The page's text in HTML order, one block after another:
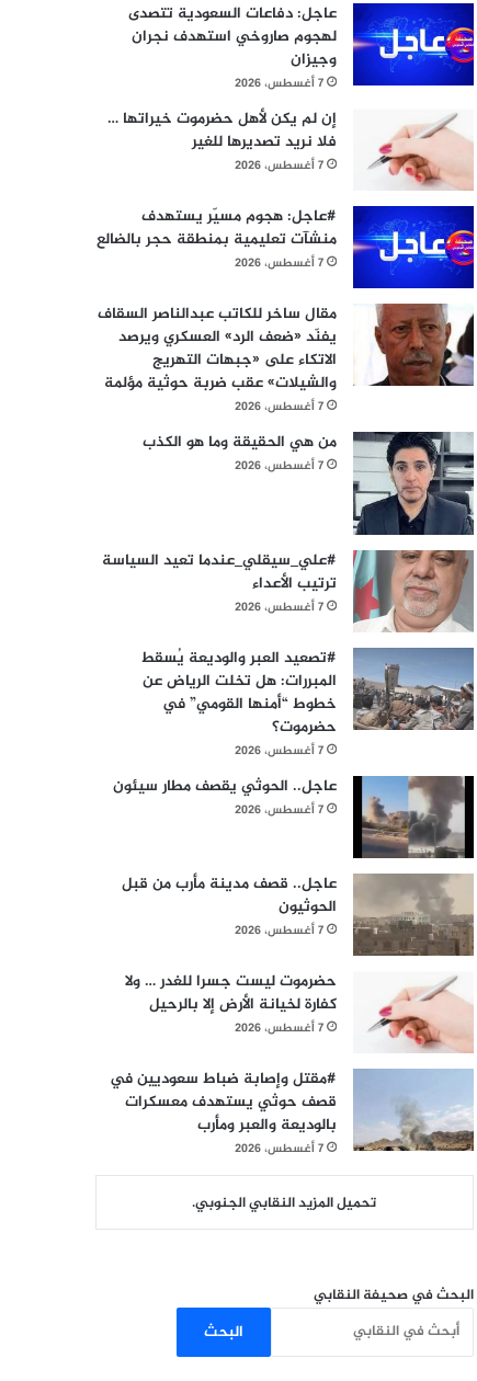
عاجل: دفاعات السعودية تتصدى
لهجوم صاروخي استهدف نجران
وجيزان
7 أغسطس، 2026
إن لم يكن لأهل حضرموت خيراتها …
فلا نريد تصديرها للغير
7 أغسطس، 2026
#عاجل: هجوم مسيّر يستهدف
منشآت تعليمية بمنطقة حجر بالضالع
7 أغسطس، 2026
مقال ساخر للكاتب عبدالناصر السقاف
يفنّد «ضعف الرد» العسكري ويرصد
الاتكاء على «جبهات التهريج
والشيلات» عقب ضربة حوثية مؤلمة
7 أغسطس، 2026
من هي الحقيقة وما هو الكذب
7 أغسطس، 2026
#علي_سيقلي_عندما تعيد السياسة
ترتيب الأعداء
7 أغسطس، 2026
#​تصعيد العبر والوديعة يُسقط
المبررات: هل تخلت الرياض عن
خطوط “أمنها القومي” في
حضرموت؟
7 أغسطس، 2026
عاجل.. الحوثي يقصف مطار سيئون
7 أغسطس، 2026
عاجل.. قصف مدينة مأرب من قبل
الحوثيون
7 أغسطس، 2026
حضرموت ليست جسرا للغدر … ولا
كفارة لخيانة الأرض إلا بالرحيل
7 أغسطس، 2026
#مقتل وإصابة ضباط سعوديين في
قصف حوثي يستهدف معسكرات
بالوديعة والعبر ومأرب
7 أغسطس، 2026
تحميل المزيد النقابي الجنوبي.
البحث في صحيفة النقابي
البحث